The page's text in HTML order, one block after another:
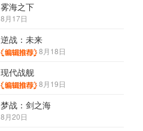
雾海之下
8月17日
逆战：未来
8月18日
现代战舰
8月19日
梦战：剑之海
8月20日